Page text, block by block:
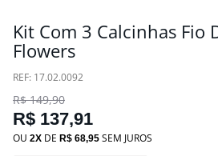
Kit Com 3 Calcinhas Fio
Flowers
: 17.02.0092
R$ 149,90
R$ 137,91
OU 2 DE R$ 68,95 SEM JUROS